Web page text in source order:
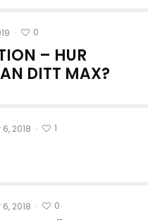
· 0
– HUR
DITT MAX?
2018 · 1
2018 · 0